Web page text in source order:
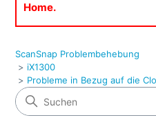
Home.
ScanSnap Problembehebung
iX1300
Probleme in Bezug auf die